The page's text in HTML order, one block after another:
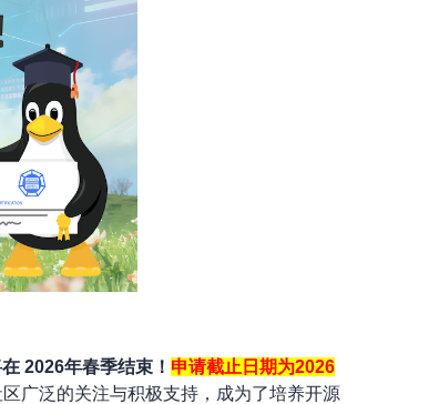
2026年春季结束！ 申请截止日期为2026
广泛的关注与积极支持，成为了培养开源